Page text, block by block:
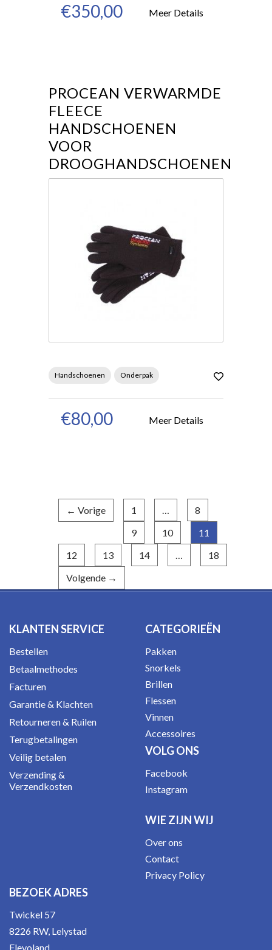
€350,00 Meer Details
PROCEAN VERWARMDE
FLEECE
HANDSCHOENEN
VOOR
DROOGHANDSCHOENEN
Handschoenen Onderpak
€80,00 Meer Details
← Vorige 1 …
8
9
10
11
12 13 14 …
18
Volgende →
KLANTEN SERVICE
Bestellen
Betaalmethodes
Facturen
Garantie & Klachten
Retourneren & Ruilen
Terugbetalingen
Veilig betalen
Verzending &
Verzendkosten
CATEGORIEËN
Pakken
Snorkels
Brillen
Flessen
Vinnen
Accessoires
VOLG ONS
Facebook
Instagram
WIE ZIJN WIJ
Over ons
Contact
Privacy Policy
BEZOEK ADRES
Twickel 57
8226 RW, Lelystad
Flevoland